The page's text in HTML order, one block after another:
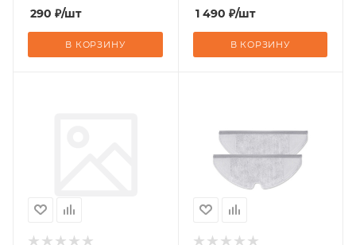
290 ₽/шт
В КОРЗИНУ
1 490 ₽/шт
В КОРЗИНУ